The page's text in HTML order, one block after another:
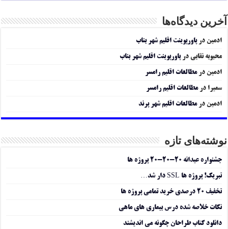
آخرین دیدگاه‌ها
ادمین درپاورپوینت اقلیم شهر بناب
محبوبه نقابی درپاورپوینت اقلیم شهر بناب
ادمین درمطالعات اقلیم رامسر
سمیرا درمطالعات اقلیم رامسر
ادمین درمطالعات اقلیم شهر پرند
نوشته‌های تازه
جشنواره عیدانه ۲۰-۲۰-۲۰ پروژه ها
تبریک! پروژه ها SSL دار شد…
تخفیف ۲۰ درصدی خرید تمامی پروژه ها
نکات خلاصه شده درس بیماری های ماهی
دانلود کتاب طراحان چگونه می اندیشند